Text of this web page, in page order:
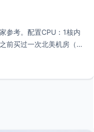
参考。配置CPU：1核内
前买过一次北美机房（加